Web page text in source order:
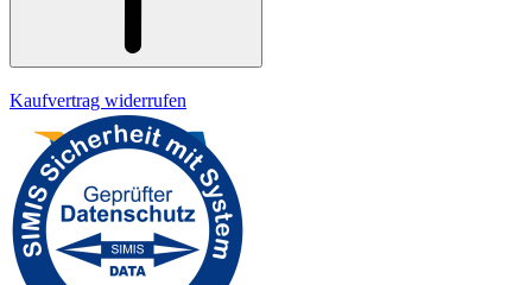
Kaufvertrag widerrufen